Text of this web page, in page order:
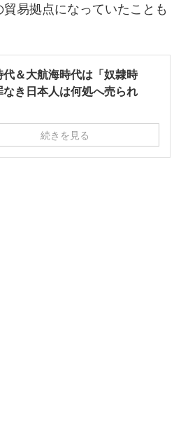
易拠点になっていたことも
代＆大航海時代は「奴隷時
なき日本人は何処へ売られ
続きを見る